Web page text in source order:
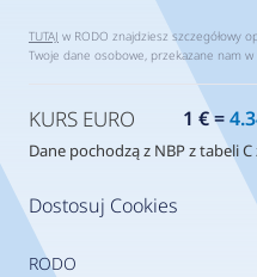
Dostosuj Cookies
RODO
TUTAJ w RODO znajdziesz szczegółowy
Twoje dane osobowe, przekazane nam
KURS EURO 1 € =
Dane pochodzą z NBP z tabeli